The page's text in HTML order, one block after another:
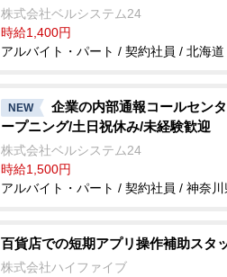
株式会社ベルシステム24
時給1,400円
アルバイト・パート / 契約社員 / 北海道
NEW
企業の内部通報コールセン
ープニング/土日祝休み/未経験歓迎
株式会社ベルシステム24
時給1,500円
アルバイト・パート / 契約社員 / 神奈川
百貨店での短期アプリ操作補助スタ
株式会社ハイファイブ